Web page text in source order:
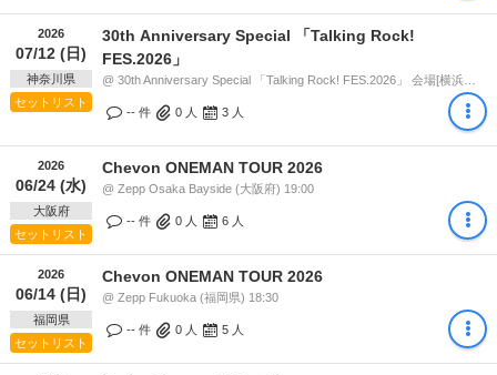
2026
07/12 (日)
神奈川県
セットリスト
30th Anniversary Special 「Talking Rock!
FES.2026」
-- 件 0 人 3 人
2026
06/24 (水)
大阪府
セットリスト
Chevon ONEMAN TOUR 2026
@ Zepp Osaka Bayside (大阪府) 19:00
-- 件 0 人 6 人
2026
06/14 (日)
福岡県
セットリスト
Chevon ONEMAN TOUR 2026
@ Zepp Fukuoka (福岡県) 18:30
-- 件 0 人 5 人